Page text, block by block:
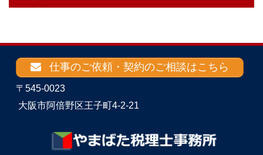
仕事のご依頼・契約のご相談はこちら
〒545-0023
大阪市阿倍野区王子町4-2-21